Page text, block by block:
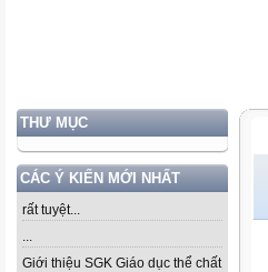
THƯ MỤC
CÁC Ý KIẾN MỚI NHẤT
rất tuyệt...
...
Giới thiệu SGK Giáo dục thể chất